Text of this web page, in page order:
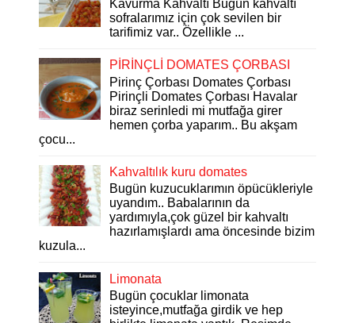
Kavurma Kahvaltı Bugün kahvaltı
sofralarımız için çok sevilen bir
tarifimiz var.. Özellikle ...
PİRİNÇLİ DOMATES ÇORBASI
Pirinç Çorbası Domates Çorbası
Pirinçli Domates Çorbası Havalar
biraz serinledi mi mutfağa girer
hemen çorba yaparım.. Bu akşam
çocu...
Kahvaltılık kuru domates
Bugün kuzucuklarımın öpücükleriyle
uyandım.. Babalarının da
yardımıyla,çok güzel bir kahvaltı
hazırlamışlardı ama öncesinde bizim
kuzula...
Limonata
Bugün çocuklar limonata
isteyince,mutfağa girdik ve hep